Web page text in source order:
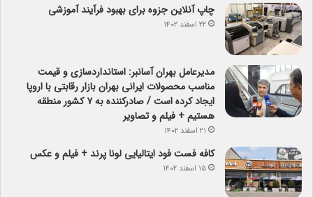
چاپ آنلاین جزوه برای بهبود فرآیند آموزشی
۲۲ اسفند ۱۴۰۲
مدیرعامل بهران آسانبر: استانداردسازی و قیمت
مناسب محصولات ایرانی بهران بازار رقابتی با اروپا
ایجاد کرده است / صادرکننده به ۷ کشور منطقه
هستیم + فیلم و تصاویر
۲۱ اسفند ۱۴۰۲
کافه فست فود ایتالیایی لونا پرند + فیلم و عکس
۱۵ اسفند ۱۴۰۲